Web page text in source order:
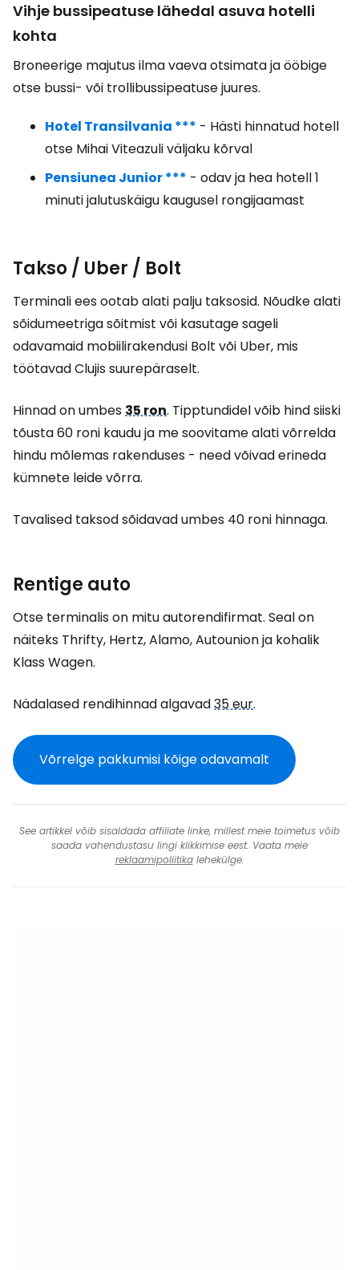
Vihje bussipeatuse lähedal asuva hotelli
kohta
Broneerige majutus ilma vaeva otsimata ja ööbige
otse bussi- või trollibussipeatuse juures.
Hotel Transilvania *** - Hästi hinnatud hotell
otse Mihai Viteazuli väljaku kõrval
Pensiunea Junior *** - odav ja hea hotell 1
minuti jalutuskäigu kaugusel rongijaamast
Takso / Uber / Bolt
Terminali ees ootab alati palju taksosid. Nõudke alati
sõidumeetriga sõitmist või kasutage sageli
odavamaid mobiilirakendusi Bolt või Uber, mis
töötavad Clujis suurepäraselt.
Hinnad on umbes35 ron. Tipptundidel võib hind siiski
tõusta 60 roni kaudu ja me soovitame alati võrrelda
hindu mõlemas rakenduses - need võivad erineda
kümnete leide võrra.
Tavalised taksod sõidavad umbes 40 roni hinnaga.
Rentige auto
Otse terminalis on mitu autorendifirmat. Seal on
näiteks Thrifty, Hertz, Alamo, Autounion ja kohalik
Klass Wagen.
Nädalased rendihinnad algavad35 eur.
Võrrelge pakkumisi kõige odavamalt
See artikkel võib sisaldada affiliate linke, millest meie toimetus võib
saada vahendustasu lingi klikkimise eest. Vaata meie
reklaamipoliitikalehekülge.